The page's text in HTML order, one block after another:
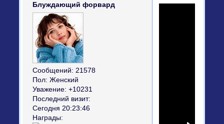
Блуждающий форвард
Сообщений: 21578
Пол: Женский
Уважение: +10231
Последний визит:
Сегодня 20:23:46
Награды: